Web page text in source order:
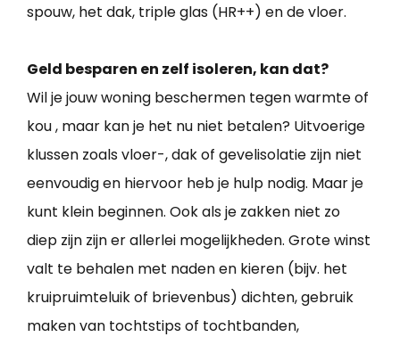
spouw, het dak, triple glas (HR++) en de vloer.
Geld besparen en zelf isoleren, kan dat?
Wil je jouw woning beschermen tegen warmte of
kou , maar kan je het nu niet betalen? Uitvoerige
klussen zoals vloer-, dak of gevelisolatie zijn niet
eenvoudig en hiervoor heb je hulp nodig. Maar je
kunt klein beginnen. Ook als je zakken niet zo
diep zijn zijn er allerlei mogelijkheden. Grote winst
valt te behalen met naden en kieren (bijv. het
kruipruimteluik of brievenbus) dichten, gebruik
maken van tochtstips of tochtbanden,